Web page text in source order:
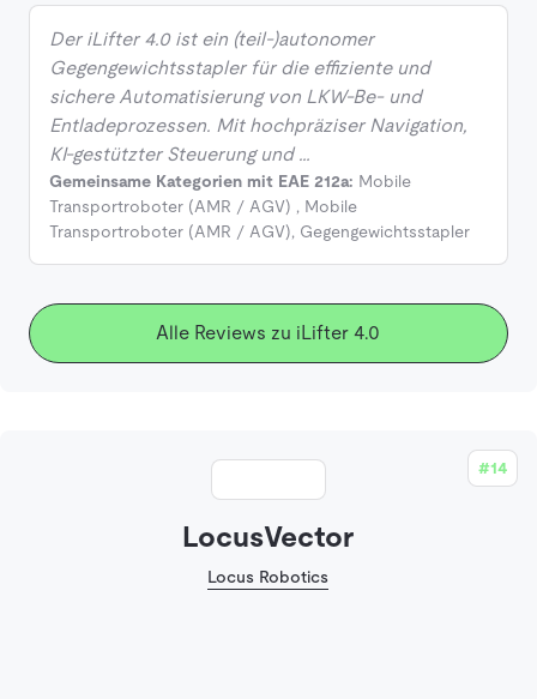
Der iLifter 4.0 ist ein (teil-)autonomer
Gegengewichtsstapler für die effiziente und
sichere Automatisierung von LKW-Be- und
Entladeprozessen. Mit hochpräziser Navigation,
KI-gestützter Steuerung und …
Gemeinsame Kategorien mit EAE 212a: Mobile
Transportroboter (AMR / AGV) , Mobile
Transportroboter (AMR / AGV), Gegengewichtsstapler
Alle Reviews zu iLifter 4.0
#14
LocusVector
Locus Robotics